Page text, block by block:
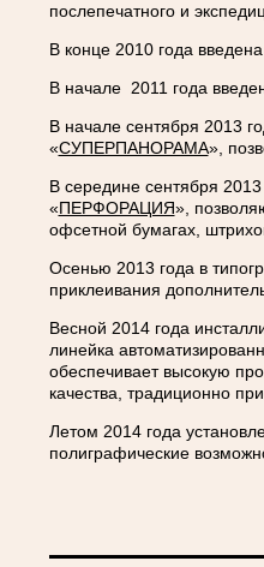
послепечатного и
В конце 2010 года
В начале 2011 года
В начале сентября 2013
«СУПЕРПАНОРАМА»,
В середине сентября
«ПЕРФОРАЦИЯ»,
офсетной бумагах,
Осенью 2013 года в
приклеивания
Весной 2014 года
линейка
обеспечивает высокую
качества, традиционно
Летом 2014 года
полиграфические